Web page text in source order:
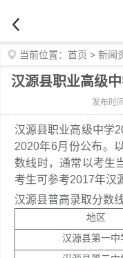
当前位置： 首页 > 新闻
汉源县职业高级
发布时
汉源县职业高级中学
2020年6月份公布。
数线时，通常以考生
考生可参考2017年汉
汉源县普高录取分数
地区
汉源县第一中